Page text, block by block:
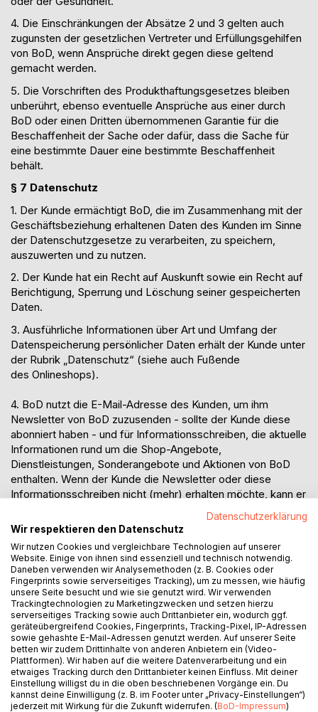
4. Die Einschränkungen der Absätze 2 und 3 gelten auch
zugunsten der gesetzlichen Vertreter und Erfüllungsgehilfen
von BoD, wenn Ansprüche direkt gegen diese geltend
gemacht werden.
5. Die Vorschriften des Produkthaftungsgesetzes bleiben
unberührt, ebenso eventuelle Ansprüche aus einer durch
BoD oder einen Dritten übernommenen Garantie für die
Beschaffenheit der Sache oder dafür, dass die Sache für
eine bestimmte Dauer eine bestimmte Beschaffenheit
behält.
§ 7 Datenschutz
1. Der Kunde ermächtigt BoD, die im Zusammenhang mit der
Geschäftsbeziehung erhaltenen Daten des Kunden im Sinne
der Datenschutzgesetze zu verarbeiten, zu speichern,
auszuwerten und zu nutzen.
2. Der Kunde hat ein Recht auf Auskunft sowie ein Recht auf
Berichtigung, Sperrung und Löschung seiner gespeicherten
Daten.
3. Ausführliche Informationen über Art und Umfang der
Datenspeicherung persönlicher Daten erhält der Kunde unter
der Rubrik „Datenschutz“ (siehe auch Fußende
des Onlineshops).
4. BoD nutzt die E-Mail-Adresse des Kunden, um ihm
Newsletter von BoD zuzusenden - sollte der Kunde diese
abonniert haben - und für Informationsschreiben, die aktuelle
Informationen rund um die Shop-Angebote,
Dienstleistungen, Sonderangebote und Aktionen von BoD
enthalten. Wenn der Kunde die Newsletter oder diese
Informationsschreiben nicht (mehr) erhalten möchte, kann er
integrierten Link und auch per E-Mail an die
Adresse
abbestellen.Zudem nutzt BoD dieE-Mail Adressedes
Kunden zur Weitergabe an den Versanddienstleister
(näheres dazu in Ziffer 8 der
Datenschutzerklärung:https://www.bod.de/datenschutz
§8Widerrufsrecht bei Waren
Bei Verträgen über die Lieferung von Waren steht dem
Kunden gegenüber BoDfolgendes Widerrufsrecht zu:
--- Widerrufsbelehrung ---
Datenschutzerklärung
Wir respektieren den Datenschutz
Wir nutzen Cookies und vergleichbare Technologien auf unserer
Website. Einige von ihnen sind essenziell und technisch notwendig.
Daneben verwenden wir Analysemethoden (z. B. Cookies oder
Fingerprints sowie serverseitiges Tracking), um zu messen, wie häufig
unsere Seite besucht und wie sie genutzt wird. Wir verwenden
Trackingtechnologien zu Marketingzwecken und setzen hierzu
serverseitiges Tracking sowie auch Drittanbieter ein, wodurch ggf.
geräteübergreifend Cookies, Fingerprints, Tracking-Pixel, IP-Adressen
sowie gehashte E-Mail-Adressen genutzt werden. Auf unserer Seite
betten wir zudem Drittinhalte von anderen Anbietern ein (Video-
Plattformen). Wir haben auf die weitere Datenverarbeitung und ein
etwaiges Tracking durch den Drittanbieter keinen Einfluss. Mit deiner
Einstellung willigst du in die oben beschriebenen Vorgänge ein. Du
kannst deine Einwilligung (z. B. im Footer unter „Privacy-Einstellungen“)
jederzeit mit Wirkung für die Zukunft widerrufen. (BoD-Impressum)